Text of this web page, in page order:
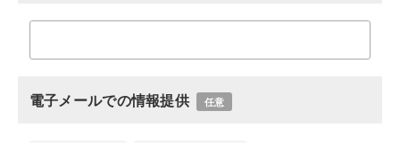
電子メールでの情報提供 任意